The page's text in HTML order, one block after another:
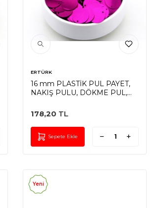
ERTÜRK
16 mm PLASTİK PUL PAYET,
NAKIŞ PULU, DÖKME PUL,
178,20 TL
Sepete Ekle
Yeni